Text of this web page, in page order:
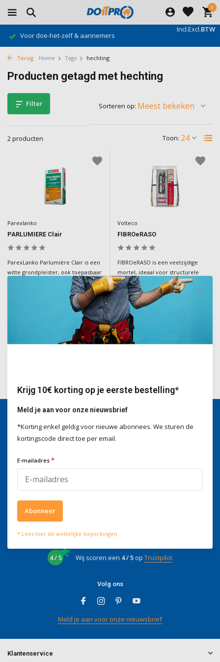
0
Incl.Excl.BTW
Voor doe-het-zelf & aannemers
Terug Home Tags hechting
Producten getagd met hechting
Filter
2 producten Toon:
Sorteren op:
Parexlanko
PARLUMIERE Clair
ParexLanko Parlumière Clair is een
witte grondpleister, ook toepasbaar
als afwerking. Zorgt voor een
optimale hechting op metselwerk.
Volteco
FIBROeRASO
FIBROeRASO is een veelzijdige
mortel, ideaal voor structurele
reparaties, egaliseren en
bescherming van betonnen
oppervlakken.
Deliverytime
€29,50
Incl. BTW
Wat onze klanten zeggen
4 / 5 Wij scoren een 4 / 5op Trustpilot
Volg ons
Meld je aan voor onze nieuwsbrief
Klantenservice
Krijg 10€ korting op je eerste bestelling*
Meld je aan voor onze nieuwsbrief
*Korting enkel geldig voor nieuwe abonnees. We sturen de
kortingscode direct toe per email.
E-mailadres *
Abonneer
* Lees hier de wettelijke beperkingen